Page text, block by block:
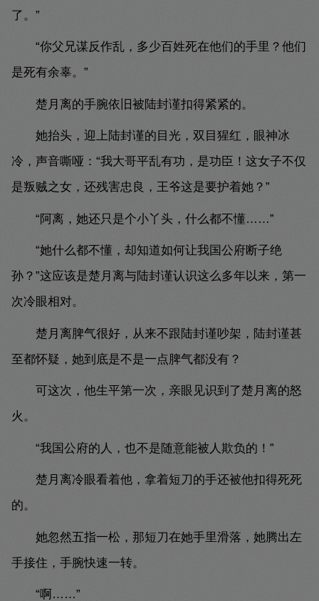
了。”
“你父兄谋反作乱，多少百姓死在他们的手里？他们
是死有余辜。”
楚月离的手腕依旧被陆封谨扣得紧紧的。
她抬头，迎上陆封谨的目光，双目猩红，眼神冰
冷，声音嘶哑：“我大哥平乱有功，是功臣！这女子不仅
是叛贼之女，还残害忠良，王爷这是要护着她？”
“阿离，她还只是个小丫头，什么都不懂……”
“她什么都不懂，却知道如何让我国公府断子绝
孙？”这应该是楚月离与陆封谨认识这么多年以来，第一
次冷眼相对。
楚月离脾气很好，从来不跟陆封谨吵架，陆封谨甚
至都怀疑，她到底是不是一点脾气都没有？
可这次，他生平第一次，亲眼见识到了楚月离的怒
火。
“我国公府的人，也不是随意能被人欺负的！”
楚月离冷眼看着他，拿着短刀的手还被他扣得死死
的。
她忽然五指一松，那短刀在她手里滑落，她腾出左
手接住，手腕快速一转。
“啊……”